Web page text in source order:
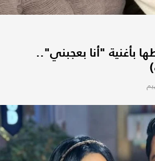
بأغنية "أنا بعجبني"..